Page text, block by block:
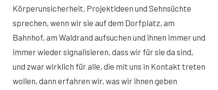
Körperunsicherheit, Projektideen und Sehnsüchte
sprechen, wenn wir sie auf dem Dorfplatz, am
Bahnhof, am Waldrand aufsuchen und ihnen immer und
immer wieder signalisieren, dass wir für sie da sind,
und zwar wirklich für alle, die mit uns in Kontakt treten
wollen, dann erfahren wir, was wir ihnen geben